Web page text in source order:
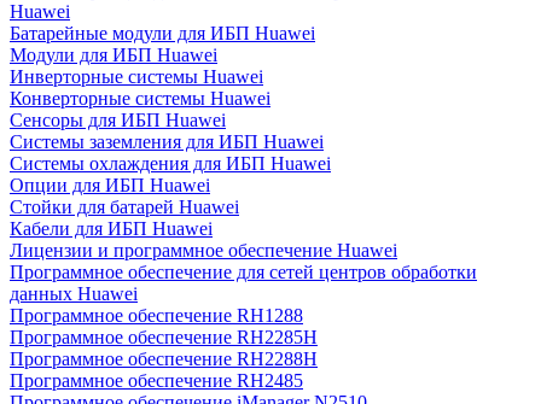
Huawei
Батарейные модули для ИБП Huawei
Модули для ИБП Huawei
Инверторные системы Huawei
Конверторные системы Huawei
Сенсоры для ИБП Huawei
Системы заземления для ИБП Huawei
Системы охлаждения для ИБП Huawei
Опции для ИБП Huawei
Стойки для батарей Huawei
Кабели для ИБП Huawei
Лицензии и программное обеспечение Huawei
Программное обеспечение для сетей центров обработки
данных Huawei
Программное обеспечение RH1288
Программное обеспечение RH2285H
Программное обеспечение RH2288H
Программное обеспечение RH2485